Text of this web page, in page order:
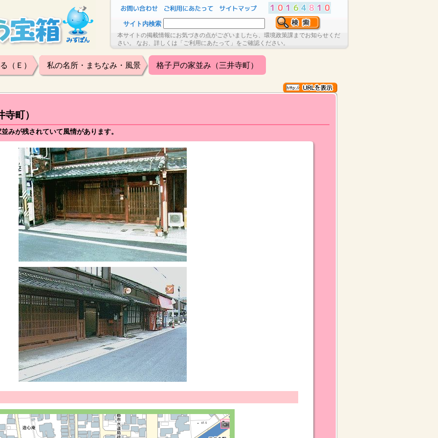
サイト内検索
本サイトの掲載情報にお気づきの点がございましたら、環境政策課までお知らせくだ
さい。 なお、詳しくは「ご利用にあたって」をご確認ください。
（Ｅ） 私の名所・まちなみ・風景 格子戸の家並み（三井寺町）
町）
みが残されていて風情があります。